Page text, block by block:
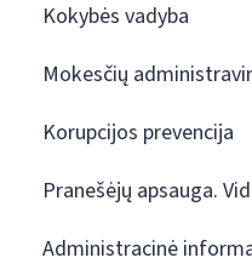
Kokybės vadyba
Mokesčių
Korupcijos prevencija
Pranešėjų apsauga.
Administracinė